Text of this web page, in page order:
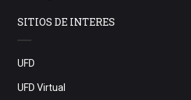
SITIOS DE INTERES
UFD
UFD Virtual